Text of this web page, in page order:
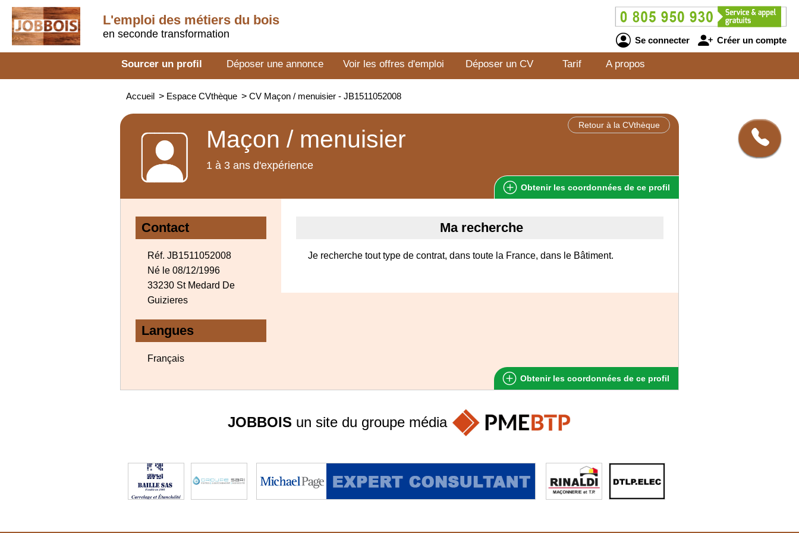
L'emploi des métiers du bois
en seconde transformation
Se connecter Créer un compte
Sourcer un profil Déposer une annonce Voir les offres d'emploi Déposer un CV Tarif A propos
Accueil > Espace CVthèque > CV Maçon / menuisier - JB1511052008
Retour à la CVthèque
Maçon / menuisier
1 à 3 ans d'expérience
Obtenir les coordonnées de ce profil
Contact
Réf. JB1511052008
Né le 08/12/1996
33230 St Medard De
Guizieres
Langues
Français
Ma recherche
Je recherche tout type de contrat, dans toute la France, dans le Bâtiment.
Obtenir les coordonnées de ce profil
JOBBOIS un site du groupe média